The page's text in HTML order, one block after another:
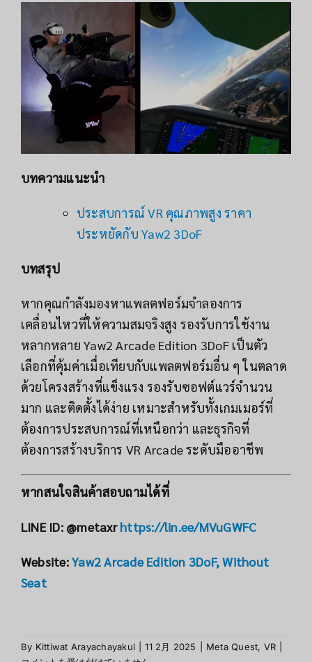
บทความแนะนำ
ประสบการณ์ VR คุณภาพสูง ราคา
ประหยัดกับ Yaw2 3DoF
บทสรุป
หากคุณกำลังมองหาแพลตฟอร์มจำลองการ
เคลื่อนไหวที่ให้ความสมจริงสูง รองรับการใช้งาน
หลากหลาย Yaw2 Arcade Edition 3DoF เป็นตัว
เลือกที่คุ้มค่าเมื่อเทียบกับแพลตฟอร์มอื่น ๆ ในตลาด
ด้วยโครงสร้างที่แข็งแรง รองรับซอฟต์แวร์จำนวน
มาก และติดตั้งได้ง่าย เหมาะสำหรับทั้งเกมเมอร์ที่
ต้องการประสบการณ์ที่เหนือกว่า และธุรกิจที่
ต้องการสร้างบริการ VR Arcade ระดับมืออาชีพ
หากสนใจสินค้าสอบถามได้ที่
LINE ID: @metaxrhttps://lin.ee/MVuGWFC
Website:Yaw2 Arcade Edition 3DoF, Without
Seat
By Kittiwat Arayachayakul 11 2月 2025 Meta Quest, VR